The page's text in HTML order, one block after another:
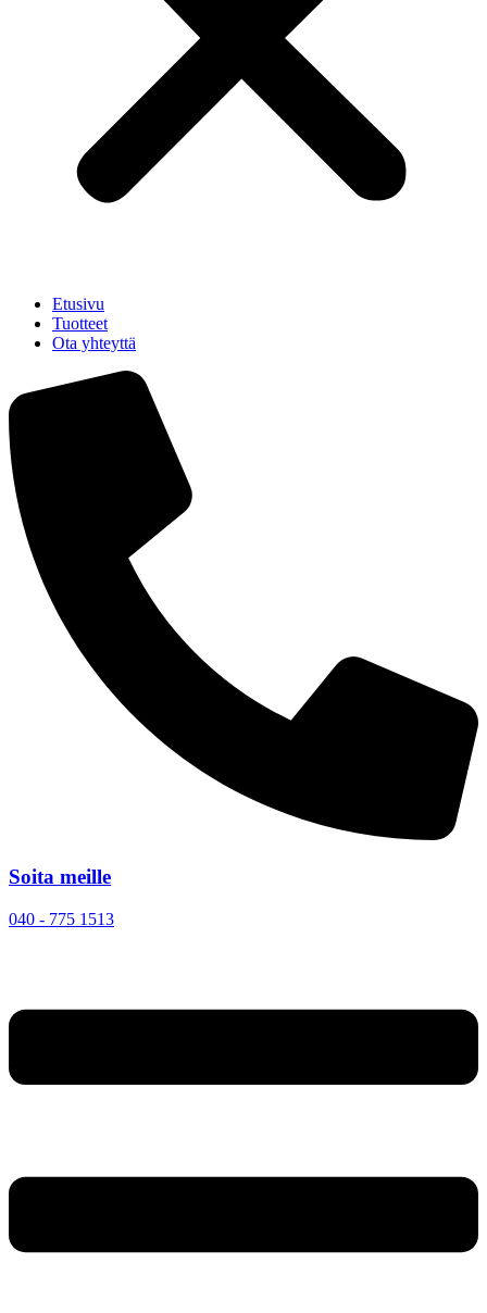
Etusivu
Tuotteet
Ota yhteyttä
Soita meille
040 - 775 1513